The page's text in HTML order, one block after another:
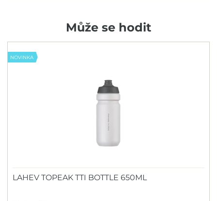
Může se hodit
NOVINKA
LAHEV TOPEAK TTI BOTTLE 650ML